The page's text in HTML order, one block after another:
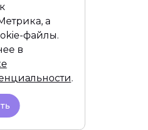
а
файлы.
в
.